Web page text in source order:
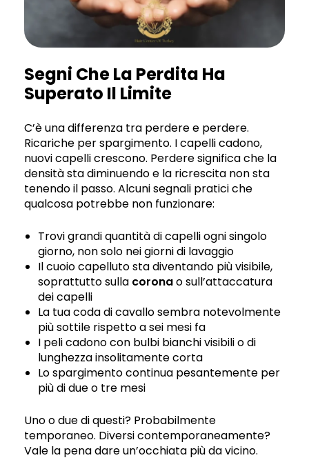
Segni Che La Perdita Ha
Superato Il Limite
C’è una differenza tra perdere e perdere.
Ricariche per spargimento. I capelli cadono,
nuovi capelli crescono. Perdere significa che la
densità sta diminuendo e la ricrescita non sta
tenendo il passo. Alcuni segnali pratici che
qualcosa potrebbe non funzionare:
Trovi grandi quantità di capelli ogni singolo
giorno, non solo nei giorni di lavaggio
Il cuoio capelluto sta diventando più visibile,
soprattutto sulla coronao sull’attaccatura
dei capelli
La tua coda di cavallo sembra notevolmente
più sottile rispetto a sei mesi fa
I peli cadono con bulbi bianchi visibili o di
lunghezza insolitamente corta
Lo spargimento continua pesantemente per
più di due o tre mesi
Uno o due di questi? Probabilmente
temporaneo. Diversi contemporaneamente?
Vale la pena dare un’occhiata più da vicino.